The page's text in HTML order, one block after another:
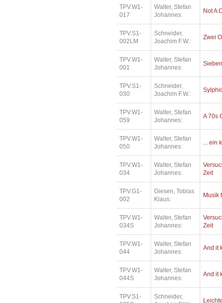
TPV.W1-
017
Walter, Stefan
Johannes:
Not A
TPV.S1-
002LM
Schneider,
Joachim F.W.:
Zwei
TPV.W1-
001
Walter, Stefan
Johannes:
TPV.S1-
030
Schneider,
Joachim F.W.:
TPV.W1-
059
Walter, Stefan
Johannes:
A 70s
TPV.W1-
050
Walter, Stefan
Johannes:
... ein
TPV.W1-
034
Walter, Stefan
Johannes:
Zeit
TPV.G1-
002
Giesen, Tobias
Klaus:
Musik
TPV.W1-
034S
Walter, Stefan
Johannes:
Zeit
TPV.W1-
044
Walter, Stefan
Johannes:
And it
TPV.W1-
044S
Walter, Stefan
Johannes:
And it
TPV.S1-
Schneider,